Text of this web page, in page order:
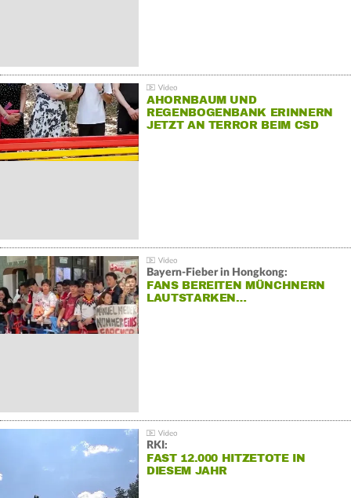
AHORNBAUM UND
REGENBOGENBANK ERINNERN
JETZT AN TERROR BEIM CSD
Bayern-Fieber in Hongkong:
FANS BEREITEN MÜNCHNERN
LAUTSTARKEN…
RKI:
FAST 12.000 HITZETOTE IN
DIESEM JAHR